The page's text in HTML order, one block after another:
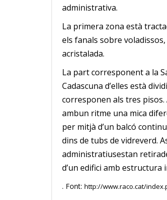
administrativa.
La primera zona està
els fanals sobre
acristalada.
La part corresponent a la
Cadascuna d’elles està
corresponen als tres pisos.
ambun ritme una mica
per mitjà d’un balcó
dins de tubs de vidreverd.
administratiusestan
d’un edifici amb estructura
. Font: http://www.raco.cat/